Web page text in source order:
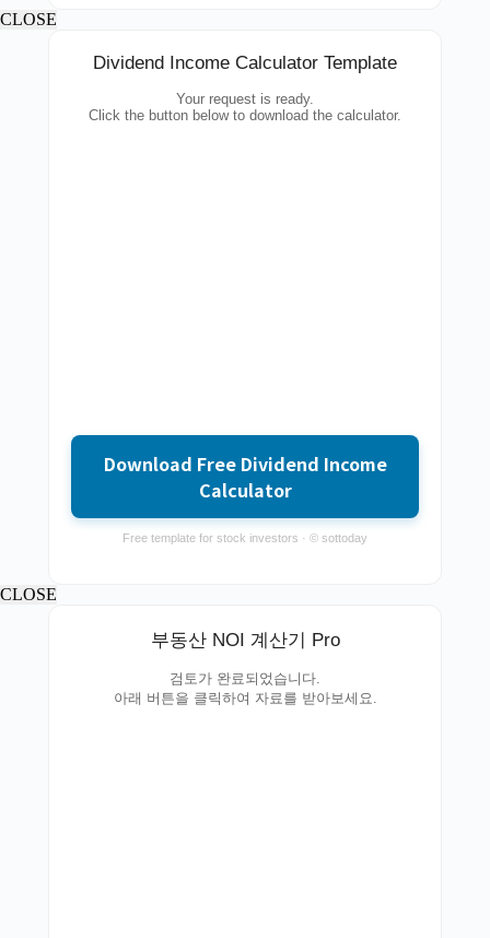
CLOSE
Dividend Income Calculator Template
Your request is ready.
Click the button below to download the calculator.
Download Free Dividend Income
Calculator
Free template for stock investors · © sottoday
CLOSE
부동산 NOI 계산기 Pro
검토가 완료되었습니다.
아래 버튼을 클릭하여 자료를 받아보세요.